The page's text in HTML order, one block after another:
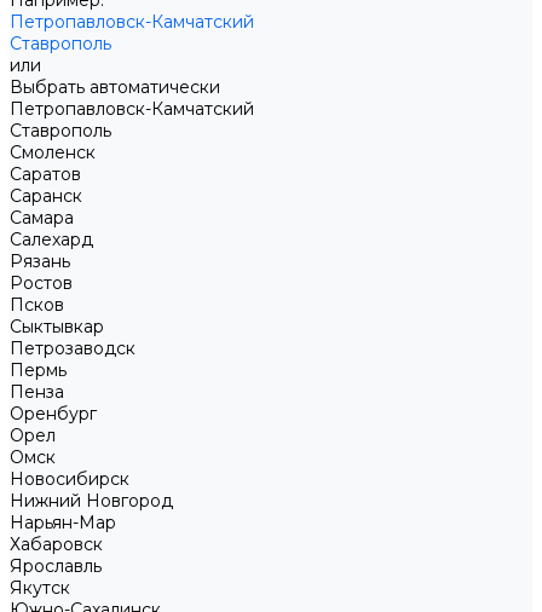
Петропавловск-Камчатский
Ставрополь
или
Выбрать автоматически
Петропавловск-Камчатский
Ставрополь
Смоленск
Саратов
Саранск
Самара
Салехард
Рязань
Ростов
Псков
Сыктывкар
Петрозаводск
Пермь
Пенза
Оренбург
Орел
Омск
Новосибирск
Нижний Новгород
Нарьян-Мар
Хабаровск
Ярославль
Якутск